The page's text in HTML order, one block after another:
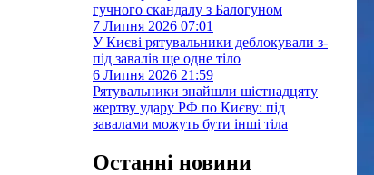
гучного скандалу з Балогуном
7 Липня 2026 07:01
У Києві рятувальники деблокували з-
під завалів ще одне тіло
6 Липня 2026 21:59
Рятувальники знайшли шістнадцяту
жертву удару РФ по Києву: під
завалами можуть бути інші тіла
Останні новини